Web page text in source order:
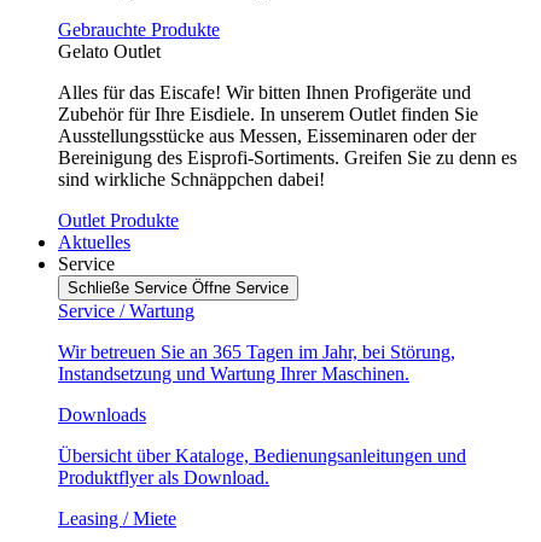
Gebrauchte Produkte
Gelato Outlet
Alles für das Eiscafe! Wir bitten Ihnen Profigeräte und
Zubehör für Ihre Eisdiele. In unserem Outlet finden Sie
Ausstellungsstücke aus Messen, Eisseminaren oder der
Bereinigung des Eisprofi-Sortiments. Greifen Sie zu denn es
sind wirkliche Schnäppchen dabei!
Outlet Produkte
Aktuelles
Service
Schließe Service Öffne Service
Service / Wartung
Wir betreuen Sie an 365 Tagen im Jahr, bei Störung,
Instandsetzung und Wartung Ihrer Maschinen.
Downloads
Übersicht über Kataloge, Bedienungsanleitungen und
Produktflyer als Download.
Leasing / Miete